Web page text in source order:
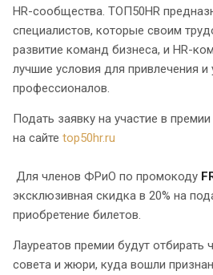
HR-сообщества. ТОП50HR
специалистов, которые своим
развитие команд бизнеса, и HR-
лучшие условия для привлечения и
профессионалов.
Подать заявку на участие в
на сайте top50hr.ru
Для членов ФРиО по промокоду
эксклюзивная скидка в 20% на
приобретение билетов.
Лауреатов премии будут отбирать
совета и жюри, куда вошли